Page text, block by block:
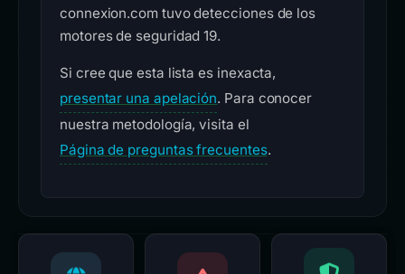
connexion.com tuvo detecciones de los
motores de seguridad 19.
Si cree que esta lista es inexacta,
presentar una apelación. Para conocer
nuestra metodología, visita el
Página de preguntas frecuentes.